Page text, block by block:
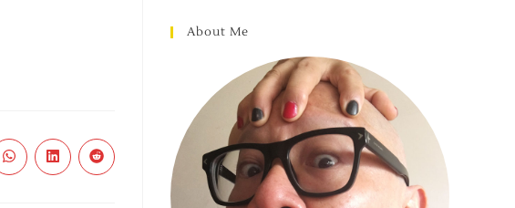
About Me